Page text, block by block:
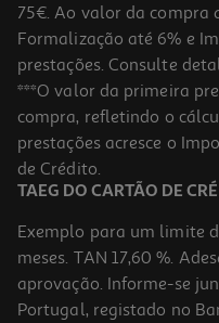
Recarga Instax Square 2x10pk
19.99 €/un
19,99 €
75€. Ao valor da compra
Formalização até 6% e
prestações. Consulte
***O valor da primeira
compra, refletindo o
prestações acresce o
de Crédito.
TAEG DO CARTÃO DE
Exemplo para um limite
meses. TAN 17,60 %.
aprovação. Informe-se
Portugal, registado no